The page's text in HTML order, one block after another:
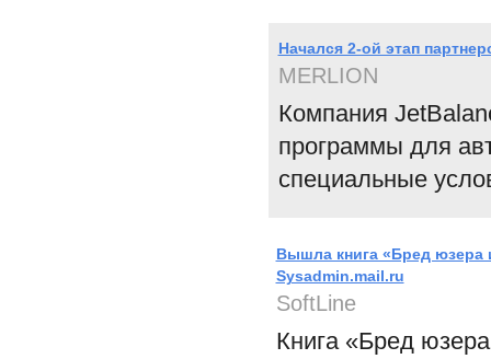
Начался 2-ой этап
MERLION
Компания
программы для
специальные
Вышла книга «Бред юзера
Sysadmin.mail.ru
SoftLine
Книга «Бред